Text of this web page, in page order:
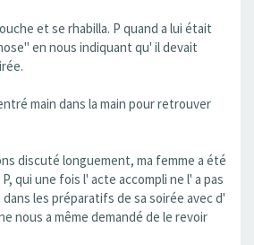
et se rhabilla. P quand a lui était
en nous indiquant qu' il devait
main dans la main pour retrouver
discuté longuement, ma femme a été
qui une fois l' acte accompli ne l' a pas
les préparatifs de sa soirée avec d'
nous a même demandé de le revoir